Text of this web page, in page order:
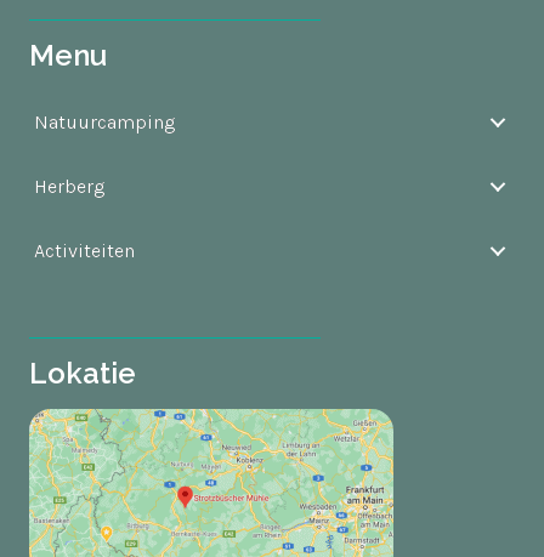
Menu
Natuurcamping
Herberg
Activiteiten
Lokatie